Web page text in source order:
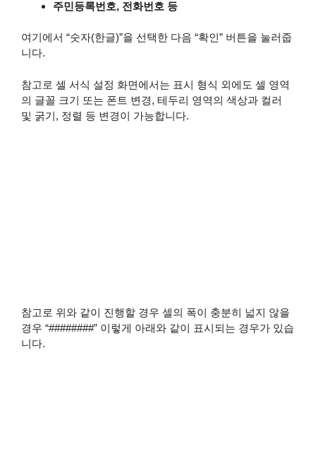
주민등록번호, 전화번호 등
여기에서 “숫자(한글)”을 선택한 다음 “확인” 버튼을 눌러줍
니다.
참고로 셀 서식 설정 화면에서는 표시 형식 외에도 셀 영역
의 글꼴 크기 또는 폰트 변경, 테두리 영역의 색상과 컬러
및 굵기, 정렬 등 변경이 가능합니다.
참고로 위와 같이 진행할 경우 셀의 폭이 충분히 넓지 않을
경우 “########” 이렇게 아래와 같이 표시되는 경우가 있습
니다.